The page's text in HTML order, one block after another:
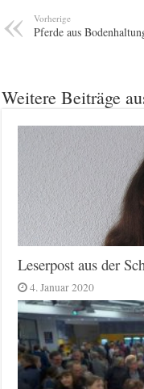
Vorherige
Pferde aus
Weitere Beiträge
Leserpost aus der
4. Januar 2020